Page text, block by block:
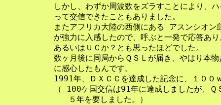
しかし、わずか周波数をズラすことにより、
    って交信できたこともありました。
またアフリカ大陸の西側にある アスンシオン
が強力に入感したので、呼ぶと一発で応答あ
    あるいはＵＣか？とも思ったほどでした。
数ヶ月後に同局からＱＳＬが届き、やはり本
    に感心したもんです。
1991年、ＤＸＣＣを達成した記念に、１００
（ 100ケ国交信は91年に達成しましたが、Ｑ
       ５年を要しました。）